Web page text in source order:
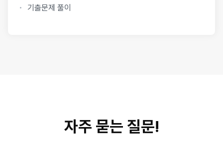
기출문제 풀이
자주 묻는 질문!